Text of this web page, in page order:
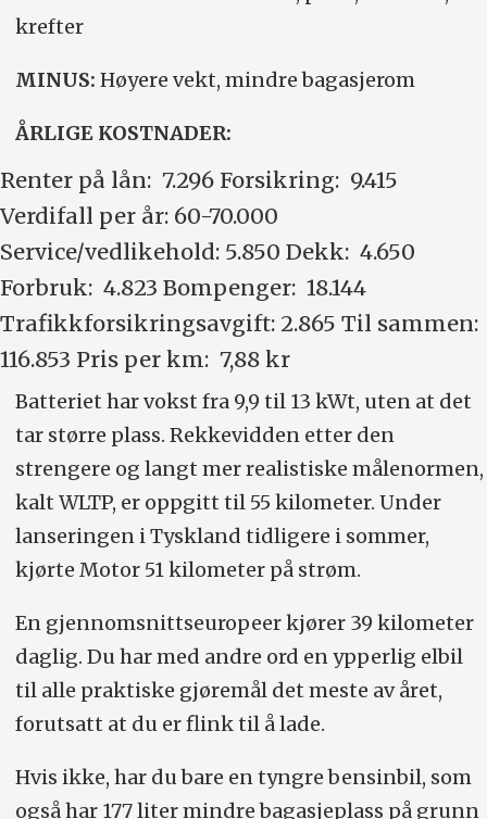
krefter
MINUS: Høyere vekt, mindre bagasjerom
ÅRLIGE KOSTNADER:
Renter på lån: 7.296 Forsikring: 9.415
Verdifall per år: 60-70.000
Service/vedlikehold: 5.850 Dekk: 4.650
Forbruk: 4.823 Bompenger: 18.144
Trafikkforsikringsavgift: 2.865 Til sammen:
116.853 Pris per km: 7,88 kr
Batteriet har vokst fra 9,9 til 13 kWt, uten at det
tar større plass. Rekkevidden etter den
strengere og langt mer realistiske målenormen,
kalt WLTP, er oppgitt til 55 kilometer. Under
lanseringen i Tyskland tidligere i sommer,
kjørte Motor 51 kilometer på strøm.
En gjennomsnittseuropeer kjører 39 kilometer
daglig. Du har med andre ord en ypperlig elbil
til alle praktiske gjøremål det meste av året,
forutsatt at du er flink til å lade.
Hvis ikke, har du bare en tyngre bensinbil, som
også har 177 liter mindre bagasjeplass på grunn